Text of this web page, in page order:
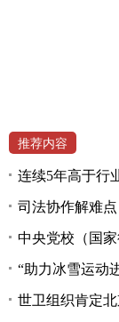
推荐内容
连续5年高于行
司法协作解难
中央党校（国
“助力冰雪运动
世卫组织肯定